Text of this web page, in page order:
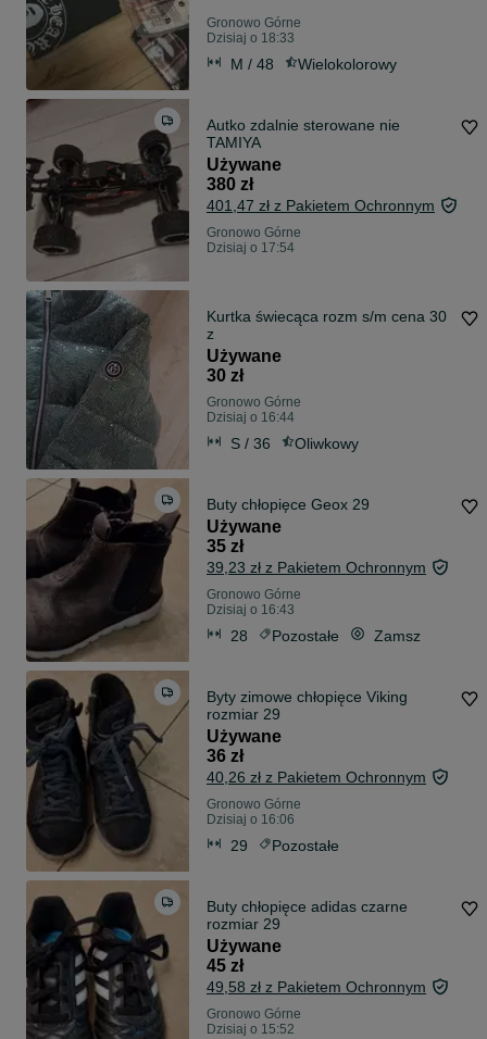
Gronowo Górne
Dzisiaj o 18:33
M / 48 Wielokolorowy
Autko zdalnie sterowane nie
TAMIYA
Używane
380 zł
401,47 zł z Pakietem Ochronnym
Gronowo Górne
Dzisiaj o 17:54
Kurtka świecąca rozm s/m cena 30
z
Używane
30 zł
Gronowo Górne
Dzisiaj o 16:44
S / 36 Oliwkowy
Buty chłopięce Geox 29
Używane
35 zł
39,23 zł z Pakietem Ochronnym
Gronowo Górne
Dzisiaj o 16:43
28 Pozostałe Zamsz
Byty zimowe chłopięce Viking
rozmiar 29
Używane
36 zł
40,26 zł z Pakietem Ochronnym
Gronowo Górne
Dzisiaj o 16:06
29 Pozostałe
Buty chłopięce adidas czarne
rozmiar 29
Używane
45 zł
49,58 zł z Pakietem Ochronnym
Gronowo Górne
Dzisiaj o 15:52